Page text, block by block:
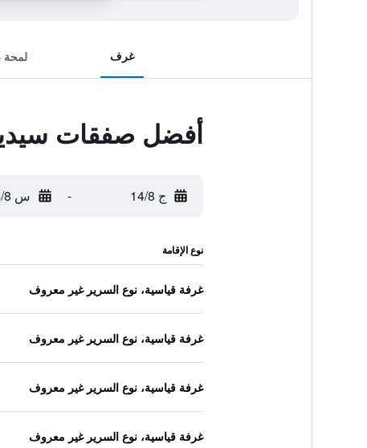
غرف
أفضل صفقات
ج 14/8 - س 15/8
نوع الإقامة
غرفة قياسية، نوع السرير غير معروف
غرفة قياسية، نوع السرير غير معروف
غرفة قياسية، نوع السرير غير معروف
غرفة قياسية، نوع السرير غير معروف